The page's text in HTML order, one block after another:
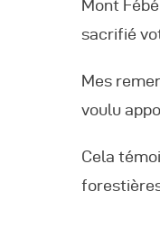
Mont
sacrifié
Mes
voulu
Cela